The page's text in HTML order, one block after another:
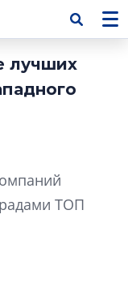
лучших
ТОП